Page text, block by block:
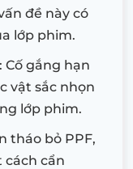
đề này có
lớp phim.
: Cố gắng hạn
vật sắc nhọn
lớp phim.
tháo bỏ PPF,
cách cẩn